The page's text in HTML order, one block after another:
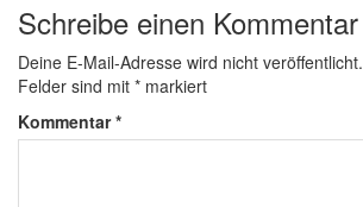
Schreibe einen Kommentar
Deine E-Mail-Adresse wird nicht veröffentlicht.
Felder sind mit * markiert
Kommentar*